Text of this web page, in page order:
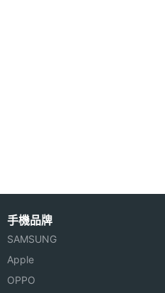
手機品牌
SAMSUNG
Apple
OPPO